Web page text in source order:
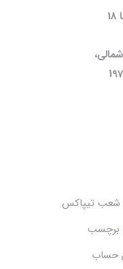
تیپاکس
برچسب
حساب